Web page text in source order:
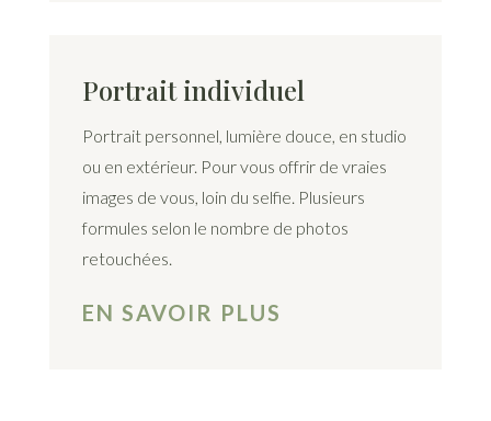
Portrait individuel
Portrait personnel, lumière douce, en studio
ou en extérieur. Pour vous offrir de vraies
images de vous, loin du selfie. Plusieurs
formules selon le nombre de photos
retouchées.
EN SAVOIR PLUS